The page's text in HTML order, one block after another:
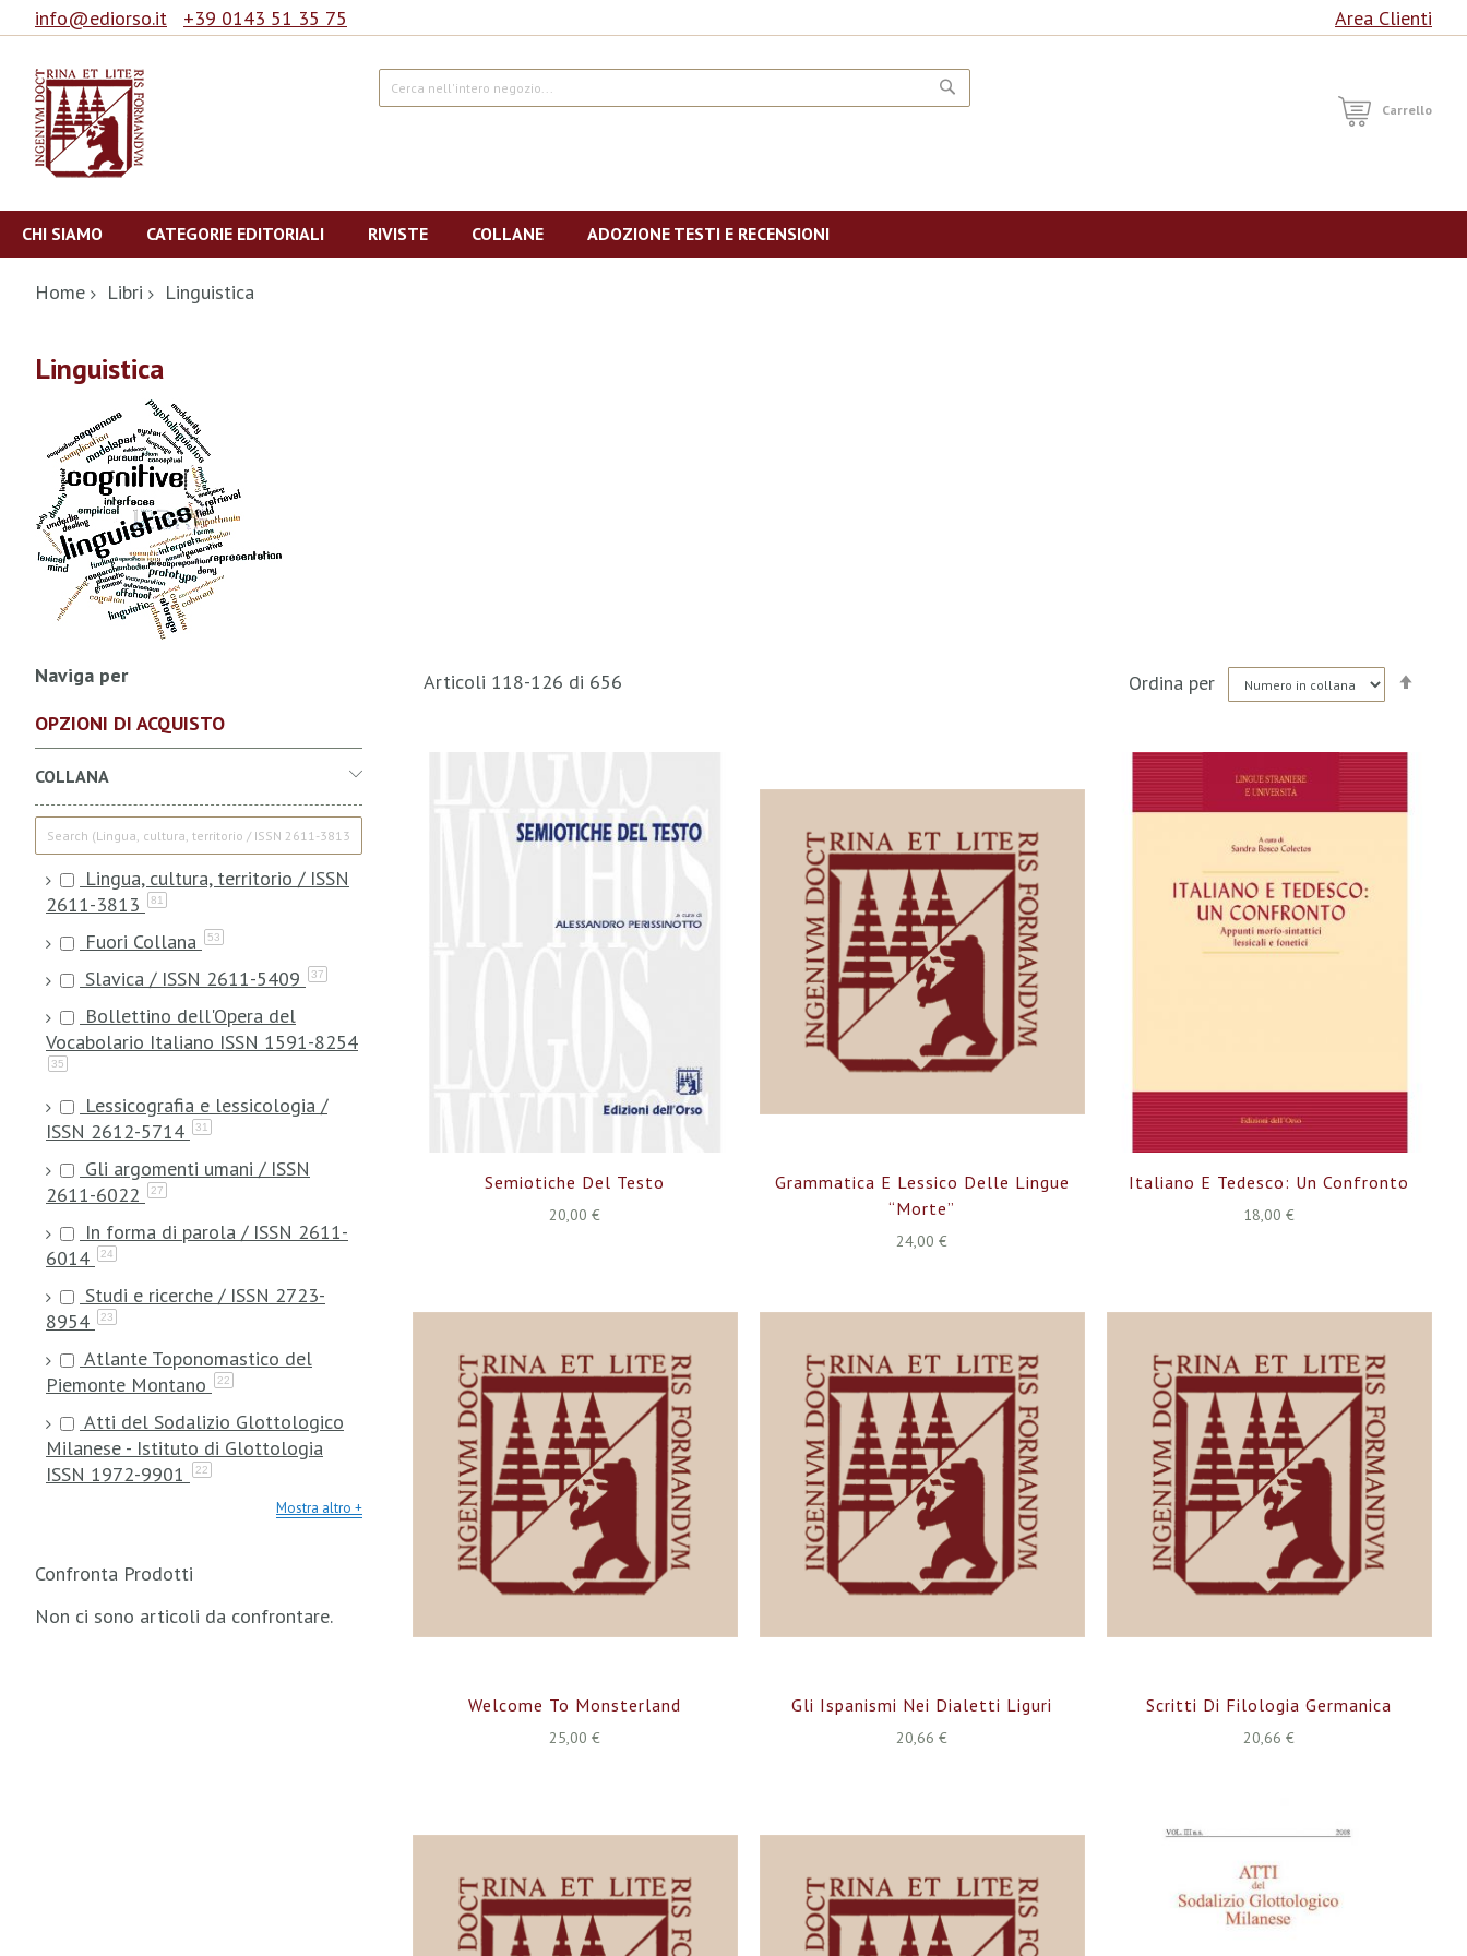
info@ediorso.it +39 0143 51 35 75 Area Clienti
Cerca Carrello
al
contenuto
CHI SIAMO CATEGORIE EDITORIALI RIVISTE COLLANE ADOZIONE TESTI E RECENSIONI
Home Libri Linguistica
Linguistica
Articoli 118-126 di 656 Ordina per
Semiotiche Del Testo
20,00 €
Grammatica E Lessico Delle Lingue
“morte”
24,00 €
Italiano E Tedesco: Un Confronto
18,00 €
Welcome To Monsterland
25,00 €
Gli Ispanismi Nei Dialetti Liguri
20,66 €
Scritti Di Filologia Germanica
20,66 €
Naviga per
OPZIONI DI ACQUISTO
COLLANA
Lingua, cultura, territorio / ISSN
2611-3813
81
Fuori Collana 53
Slavica / ISSN 2611-5409 37
Bollettino dell'Opera del
Vocabolario Italiano ISSN 1591-8254
35
Lessicografia e lessicologia /
ISSN 2612-5714
31
Gli argomenti umani / ISSN
2611-6022
27
In forma di parola / ISSN 2611-
6014
24
Studi e ricerche / ISSN 2723-
8954
23
Atlante Toponomastico del
Piemonte Montano
22
Atti del Sodalizio Glottologico
Milanese - Istituto di Glottologia
ISSN 1972-9901
22
Mostra altro
Confronta Prodotti
Non ci sono articoli da confrontare.